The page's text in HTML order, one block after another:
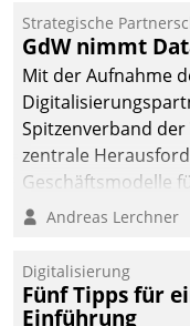
Die monatlichen
Mitteilungen zum
Heizungs- und
Wasserverbrauch
automatisiert,
und auf Wunsch
mehrere zuvor
Strategische
GdW nimmt
Mit der Aufnahme
Spitzenverband
zentrale
Geschäftsmodelle
entwickeln.
Andreas Lerchner
Digitalisierung
Fünf Tipps für
Einführung